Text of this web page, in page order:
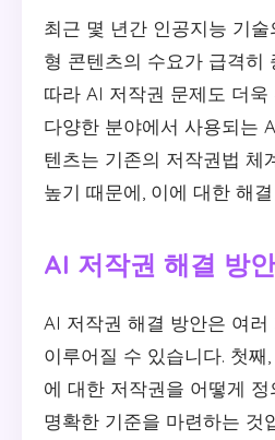
최근 몇 년간 인공지능 기
형 콘텐츠의 수요가 급격히
따라 AI 저작권 문제도 더욱
다양한 분야에서 사용되는
텐츠는 기존의 저작권법 체
높기 때문에, 이에 대한 해
AI 저작권 해결 방안
AI 저작권 해결 방안은 여러
이루어질 수 있습니다. 첫째
에 대한 저작권을 어떻게
명확한 기준을 마련하는 것